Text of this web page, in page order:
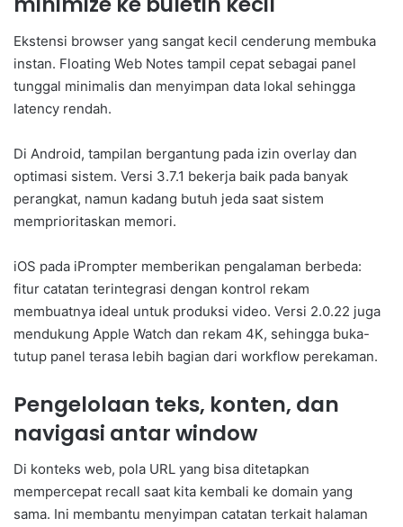
Ekstensi browser yang sangat kecil cenderung membuka
instan. Floating Web Notes tampil cepat sebagai panel
tunggal minimalis dan menyimpan data lokal sehingga
latency rendah.
Di Android, tampilan bergantung pada izin overlay dan
optimasi sistem. Versi 3.7.1 bekerja baik pada banyak
perangkat, namun kadang butuh jeda saat sistem
memprioritaskan memori.
iOS pada iPrompter memberikan pengalaman berbeda:
fitur catatan terintegrasi dengan kontrol rekam
membuatnya ideal untuk produksi video. Versi 2.0.22 juga
mendukung Apple Watch dan rekam 4K, sehingga buka-
tutup panel terasa lebih bagian dari workflow perekaman.
Pengelolaan teks, konten, dan
navigasi antar window
Di konteks web, pola URL yang bisa ditetapkan
mempercepat recall saat kita kembali ke domain yang
sama. Ini membantu menyimpan catatan terkait halaman